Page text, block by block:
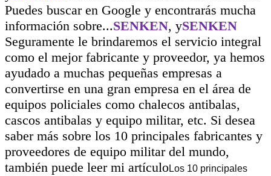
Puedes buscar en Google y encontrarás mucha
información sobre...SENKEN, ySENKEN
Seguramente le brindaremos el servicio integral
como el mejor fabricante y proveedor, ya hemos
ayudado a muchas pequeñas empresas a
convertirse en una gran empresa en el área de
equipos policiales como chalecos antibalas,
cascos antibalas y equipo militar, etc. Si desea
saber más sobre los 10 principales fabricantes y
proveedores de equipo militar del mundo,
también puede leer mi artículoLos 10 principales